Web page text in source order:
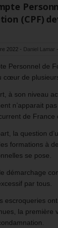
(CPF)
2022 - Daniel Lamar -
Personnel de
cœur de
à son niveau
n’apparait
de France
la question
formations à
se pose.
démarchage
par tous.
escroqueries
la première